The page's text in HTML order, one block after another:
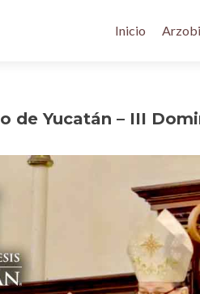
Inicio
de Yucatán – III